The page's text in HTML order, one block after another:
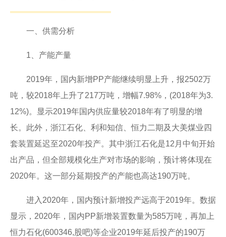
一、供需分析
1、产能产量
2019年，国内新增PP产能继续明显上升，报2502万
吨，较2018年上升了217万吨，增幅7.98%，(2018年为3.
12%)。显示2019年国内供应量较2018年有了明显的增
长。此外，浙江石化、利和知信、恒力二期及大美煤业四
套装置延迟至2020年投产。其中浙江石化是12月中旬开始
出产品，但全部规模化生产对市场的影响，预计将体现在
2020年。这一部分延期投产的产能也高达190万吨。
进入2020年，国内预计新增投产远高于2019年。数据
显示，2020年，国内PP新增装置数量为585万吨，再加上
恒力石化(600346,股吧)等企业2019年延后投产的190万